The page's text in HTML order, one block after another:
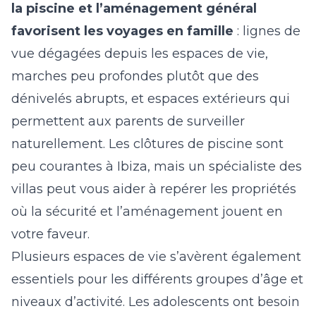
la piscine et l’aménagement général
favorisent les voyages en famille : lignes de
vue dégagées depuis les espaces de vie,
marches peu profondes plutôt que des
dénivelés abrupts, et espaces extérieurs qui
permettent aux parents de surveiller
naturellement. Les clôtures de piscine sont
peu courantes à Ibiza, mais un spécialiste des
villas peut vous aider à repérer les propriétés
où la sécurité et l’aménagement jouent en
votre faveur.
Plusieurs espaces de vie s’avèrent également
essentiels pour les différents groupes d’âge et
niveaux d’activité. Les adolescents ont besoin